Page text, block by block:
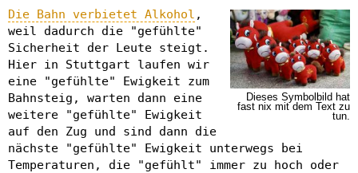
Dieses Symbolbild hat
fast nix mit dem Text zu
tun.
Die Bahn verbietet Alkohol ,
weil dadurch die "gefühlte"
Sicherheit der Leute steigt.
Hier in Stuttgart laufen wir
eine "gefühlte" Ewigkeit zum
Bahnsteig, warten dann eine
weitere "gefühlte" Ewigkeit
auf den Zug und sind dann die
nächste "gefühlte" Ewigkeit unterwegs bei
Temperaturen, die "gefühlt" immer zu hoch oder